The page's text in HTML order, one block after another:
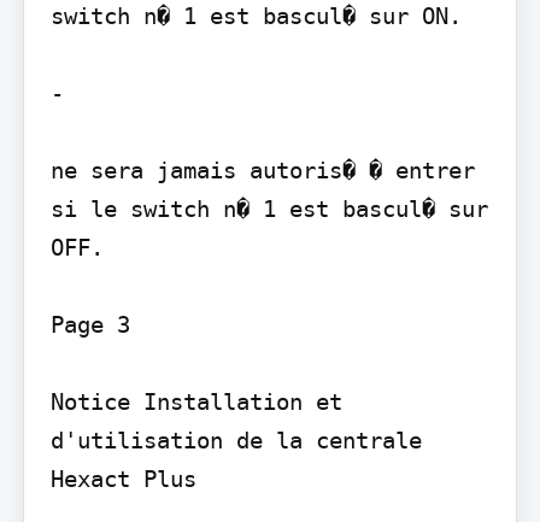
switch n� 1 est bascul� sur ON.
-
ne sera jamais autoris� � entrer
si le switch n� 1 est bascul� sur
OFF.
Page 3
Notice Installation et
d'utilisation de la centrale
Hexact Plus